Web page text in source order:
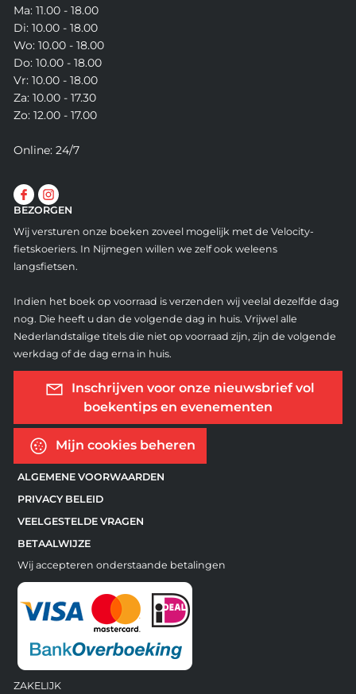
Ma: 11.00 - 18.00
Di: 10.00 - 18.00
Wo: 10.00 - 18.00
Do: 10.00 - 18.00
Vr: 10.00 - 18.00
Za: 10.00 - 17.30
Zo: 12.00 - 17.00
Online: 24/7
BEZORGEN
Wij versturen onze boeken zoveel mogelijk met de Velocity-
fietskoeriers. In Nijmegen willen we zelf ook weleens
langsfietsen.
Indien het boek op voorraad is verzenden wij veelal dezelfde dag
nog. Die heeft u dan de volgende dag in huis. Vrijwel alle
Nederlandstalige titels die niet op voorraad zijn, zijn de volgende
werkdag of de dag erna in huis.
Inschrijven voor onze nieuwsbrief vol
boekentips en evenementen
Mijn cookies beheren
ALGEMENE VOORWAARDEN
PRIVACY BELEID
VEELGESTELDE VRAGEN
BETAALWIJZE
Wij accepteren onderstaande betalingen
ZAKELIJK